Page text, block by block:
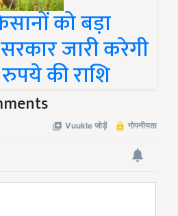
को बड़ा
जारी करेगी
की राशि